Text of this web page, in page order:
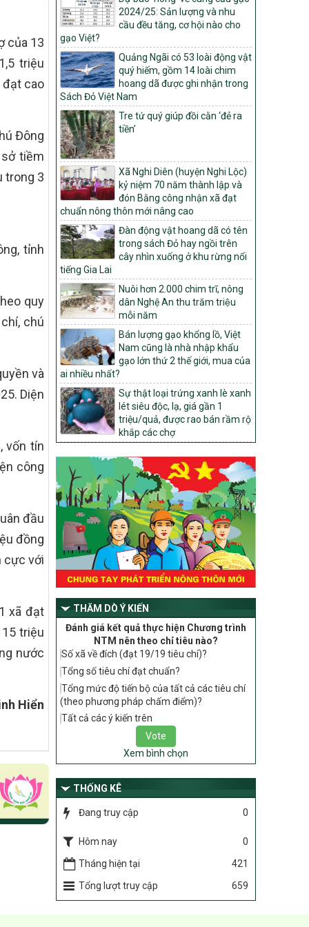
của 13
triệu
đạt cao
Đông
tiềm
trong 3
tỉnh
quy
chú
và
Diện
vốn tín
công
đầu
đồng
cực với
xã đạt
triệu
nước
Hiển
Môi trường
Quyết định số: 26/2026/QĐ-TTg
Quyết định ban hành Bộ tiêu chí và quy
trình đánh giá, phân hạng sản phẩm Mỗi
xã một sản phẩm
số: 19/2026/QĐ-TTg
Quy định điều kiện, trình tự, thủ tục, hồ sơ
xét, công nhận, công bố và thu hồi quyết
định công nhận xã đạt chuẩn nông thôn
mới, xã đạt nông thôn mới hiện đại và
tỉnh, thành phố hoàn thành nhiệm vụ xây
dựng nông thôn mới giai đoạn 2026 –
2030
Quyết định số 16/2026/QĐ-TTg
Quy định nguyên tắc, tiêu chí, định mức
phân bổ ngân sách trung ương và tỉ lệ
vốn đối ứng ngân sách của địa phương
thực hiện Chương trình mục tiêu quốc gia
xây dựng nông thôn mới, giảm nghèo
bền vững và phát triển kinh tế – xã hội
vùng đồng bào dân tộc thiểu số và miền
núi giai đoạn 2026 – 2030
1451/QĐ-UBND
Phê duyệt danh sách các xã thuộc nhóm
1, nhóm 2, nhóm 3 trong xây dựng nông
thôn mới giai đoạn 2026-2030 trên địa
bàn tỉnh Nghệ An
103/PTNT-NTM
Về việc đăng ký thực hiện Dự án liên kết
theo chuỗi giá trị thuộc Dự án 2 –
Chương trình Mục tiêu quốc gia Giảm
được kéo dài sang năm 2026
827/QĐ-BNNMT
Quyết định Ban hành Kế hoạch triển khai
thực hiện Chương trình mục tiêu quốc gia
xây dựng nông thôn mới, giảm nghèo
bền vững và phát triển kinh tế – xã hội
vùng đồng bào dân tộc thiểu số và miền
núi giai đoạn 2026-2035, giai đoạn I: Từ
năm 2026 đến năm 2030
14/2026/TT-BNNMT
Hướng dẫn thực hiện một số nội dung
tiêu chí, điều kiện thuộc Bộ tiêu chí quốc
gia về nông thôn mới giai đoạn 2026 –
2030 thuộc phạm vi quản lý nhà nước
của Bộ Nông nghiệp và Môi trường
417/QĐ-BNNMT
Phê duyệt Chương trình mục tiêu quốc
gia xây dựng nông thôn mới, giảm nghèo
bền vững và phát triển kinh tế – xã hội
vùng đồng bào dân tộc thiểu số và miền
núi giai đoạn 2026-2035, giai đoạn I: Từ
năm 2026 đến năm 2030
Nghị quyết số 08/2026/NQ-HĐND
Quy định nguyên tắc, tiêu chí, định mức
phân bổ ngân sách trung ương thực hiện
nông thôn mới, giảm nghèo bền vững và
phát triển kinh tế – xã hội vùng đồng bào
dân tộc thiểu số và miền núi giai đoạn
2026 – 2030 trên địa bàn tỉnh Nghệ An
2024/25: Sản lượng và nhu
cầu đều tăng, cơ hội nào cho
gạo Việt?
Quảng Ngãi có 53 loài động vật
quý hiếm, gồm 14 loài chim
hoang dã được ghi nhận trong
Sách Đỏ Việt Nam
Tre tứ quý giúp đồi cằn ‘đẻ ra
tiền’
Xã Nghi Diên (huyện Nghi Lộc)
kỷ niệm 70 năm thành lập và
đón Bằng công nhận xã đạt
chuẩn nông thôn mới nâng cao
Đàn động vật hoang dã có tên
trong sách Đỏ hay ngồi trên
cây nhìn xuống ở khu rừng nổi
tiếng Gia Lai
Nuôi hơn 2.000 chim trĩ, nông
dân Nghệ An thu trăm triệu
mỗi năm
Bán lượng gạo khổng lồ, Việt
Nam cũng là nhà nhập khẩu
gạo lớn thứ 2 thế giới, mua của
ai nhiều nhất?
Sự thật loại trứng xanh lè xanh
lét siêu độc, lạ, giá gần 1
triệu/quả, được rao bán rầm rộ
khắp các chợ
THĂM DÒ Ý KIẾN
Đánh giá kết quả thực hiện Chương trình
NTM nên theo chỉ tiêu nào?
Số xã về đích (đạt 19/19 tiêu chí)?
Tổng số tiêu chí đạt chuẩn?
Tổng mức độ tiến bộ của tất cả các tiêu chí
(theo phương pháp chấm điểm)?
Tất cả các ý kiến trên
Xem bình chọn
THỐNG KÊ
Đang truy cập 0
Hôm nay
0
Tháng hiện tại
421
Tổng lượt truy cập
659